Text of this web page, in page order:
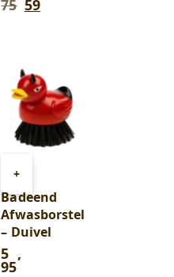
75 prijs
75
59
+
aan
winkelwagen
Badeend
Afwasborstel
– Duivel
5 ,
95